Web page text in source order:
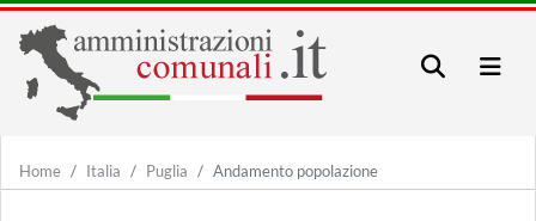
Home Italia Puglia Andamento popolazione